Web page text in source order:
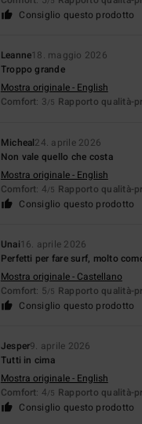
Consiglio questo prodotto
Leanne18. maggio 2026
Troppo grande
Mostra originale - English
Comfort: 3/5 Rapporto qualità-
Micheal24. aprile 2026
Non vale quello che costa
Mostra originale - English
Comfort: 4/5 Rapporto qualità-
Consiglio questo prodotto
Unai16. aprile 2026
Perfetti per fare surf, molto
Mostra originale - Castellano
Comfort: 5/5 Rapporto qualità-
Consiglio questo prodotto
Jesper9. aprile 2026
Tutti in cima
Mostra originale - English
Comfort: 4/5 Rapporto qualità-
Consiglio questo prodotto